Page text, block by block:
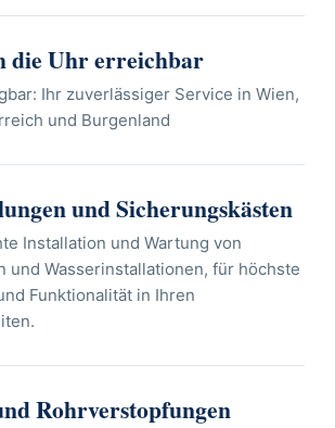
die Uhr erreichbar
Ihr zuverlässiger Service in Wien,
und Burgenland
und Sicherungskästen
Installation und Wartung von
und Wasserinstallationen, für höchste
Funktionalität in Ihren
Rohrverstopfungen